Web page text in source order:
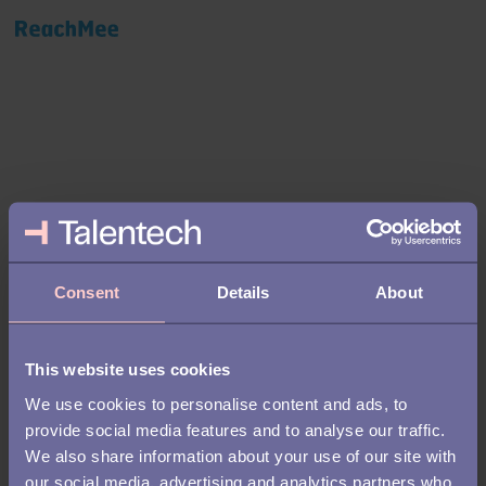
Consent Details About
This website uses cookies
We use cookies to personalise content and ads, to
provide social media features and to analyse our traffic.
We also share information about your use of our site with
our social media, advertising and analytics partners who
Checklista för att
inventera och förbättra
kandidatupplevelsen
Säkra en bra kandidatupplevelse
Det pratas mycket om hur en arbetssökandes upplevelse av en
rekryteringsprocess kan påverka deras uppfattning av företaget
och varumärket. En negativ upplevelse kan resultera i färre